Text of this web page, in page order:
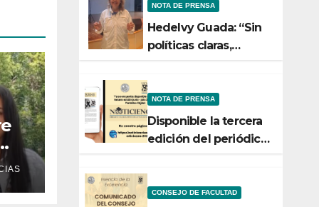
Tecnología
NOTA DE PRENSA
Hedelvy Guada: “Sin
políticas claras,
conservación rendirá
frutos”
NOTA DE PRENSA
Disponible la tercera
edición del periódico
Noticiencias 2026
CONSEJO DE FACULTAD